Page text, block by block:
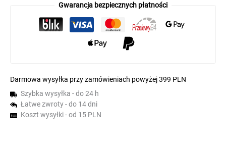
Gwarancja bezpiecznych płatności
Darmowa wysyłka przy zamówieniach powyżej 399 PLN
Szybka wysyłka - do 24 h
Łatwe zwroty - do 14 dni
Koszt wysyłki - od 15 PLN